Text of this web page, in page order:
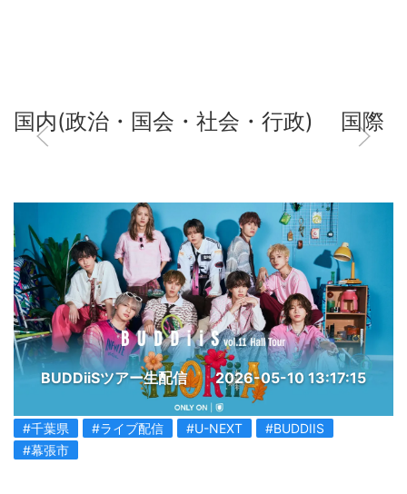
国内(政治・国会・社会・行政) 国際
BUDDiiSツアー生配信 2026-05-10 13:17:15
#千葉県 #ライブ配信 #U-NEXT
#BUDDIIS
#幕張市